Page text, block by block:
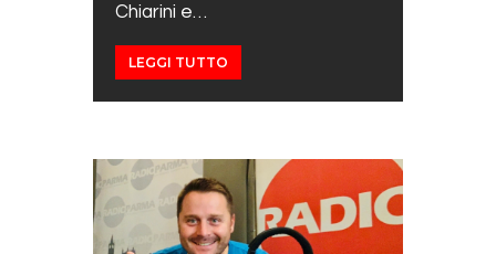
Chiarini e…
LEGGI TUTTO